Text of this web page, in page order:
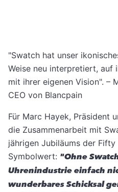
"Swatch hat unser
Weise neu interpretiert, auf
mit ihrer eigenen Vision". –
CEO von Blancpain
Für Marc Hayek, Präsident
die Zusammenarbeit mit
jährigen Jubiläums der Fifty
Symbolwert: "Ohne
Uhrenindustrie einfach
wunderbares Schicksal